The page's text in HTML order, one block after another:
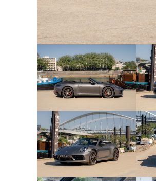
Aucun frais n’est à prévoir.
Cette Porsche est
de ses factures, de son
rapport est disponible ici :
https://